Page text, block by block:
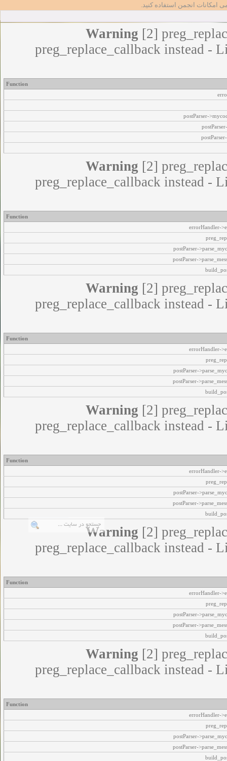
امکانات انجمن استفاده کنید.
Warning [2]
preg_replace_callback instead -
Function
postParser-
Warning [2]
preg_replace_callback instead -
Function
errorHandler-
postParser-
postParser-
Warning [2]
preg_replace_callback instead -
Function
errorHandler-
postParser-
postParser-
Warning [2]
preg_replace_callback instead -
Function
errorHandler-
postParser-
postParser-
Warning [2]
preg_replace_callback instead -
Function
errorHandler-
postParser-
postParser-
Warning [2]
preg_replace_callback instead -
Function
errorHandler-
postParser-
postParser-